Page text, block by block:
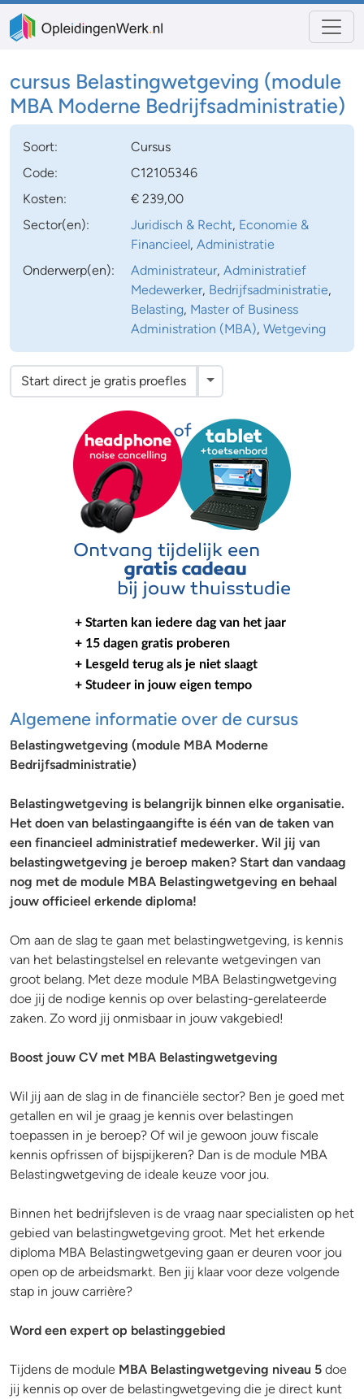
cursus Belastingwetgeving (module
MBA Moderne Bedrijfsadministratie)
Soort:
Cursus
Code:
C12105346
Kosten:
€ 239,00
Sector(en):
Juridisch & Recht, Economie &
Financieel,Administratie
Onderwerp(en):
Administrateur,Administratief
Medewerker, Bedrijfsadministratie,
Belasting, Master of Business
Administration (MBA),Wetgeving
Start direct je gratis proefles Toggle Dropdown
Algemene informatie over de cursus
Belastingwetgeving (module MBA Moderne
Bedrijfsadministratie)
Belastingwetgeving is belangrijk binnen elke organisatie.
Het doen van belastingaangifte is één van de taken van
een financieel administratief medewerker. Wil jij van
belastingwetgeving je beroep maken? Start dan vandaag
nog met de module MBA Belastingwetgeving en behaal
jouw officieel erkende diploma!
Om aan de slag te gaan met belastingwetgeving, is kennis
van het belastingstelsel en relevante wetgevingen van
groot belang. Met deze module MBA Belastingwetgeving
doe jij de nodige kennis op over belasting-gerelateerde
zaken. Zo word jij onmisbaar in jouw vakgebied!
Boost jouw CV met MBA Belastingwetgeving
Wil jij aan de slag in de financiële sector? Ben je goed met
getallen en wil je graag je kennis over belastingen
toepassen in je beroep? Of wil je gewoon jouw fiscale
kennis opfrissen of bijspijkeren? Dan is de module MBA
Belastingwetgeving de ideale keuze voor jou.
Binnen het bedrijfsleven is de vraag naar specialisten op het
gebied van belastingwetgeving groot. Met het erkende
diploma MBA Belastingwetgeving gaan er deuren voor jou
open op de arbeidsmarkt. Ben jij klaar voor deze volgende
stap in jouw carrière?
Word een expert op belastinggebied
Tijdens de module MBA Belastingwetgeving niveau 5 doe
jij kennis op over de belastingwetgeving die je direct kunt